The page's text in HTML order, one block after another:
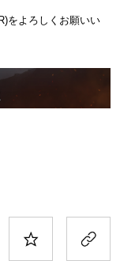
をよろしくお願いい